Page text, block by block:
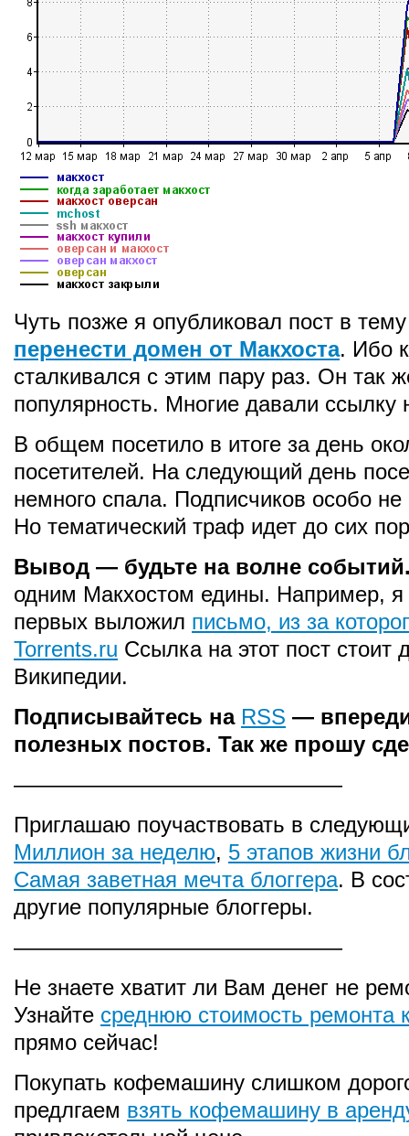
Чуть позже я опубликовал пост в
перенести домен от Макхоста. Ибо
сталкивался с этим пару раз. Он так
популярность. Многие давали ссылку
В общем посетило в итоге за день
посетителей. На следующий день
немного спала. Подписчиков особо
Но тематический траф идет до сих
Вывод — будьте на волне
одним Макхостом едины. Например, я
первых выложил письмо, из за
Torrents.ru Ссылка на этот пост стоит
Википедии.
Подписывайтесь на RSS —
полезных постов. Так же прошу
———————————————
Приглашаю поучаствовать в
Миллион за неделю, 5 этапов жизни
Самая заветная мечта блоггера. В
другие популярные блоггеры.
———————————————
Не знаете хватит ли Вам денег не
Узнайте среднюю стоимость ремонта
прямо сейчас!
Покупать кофемашину слишком
предлгаем взять кофемашину в